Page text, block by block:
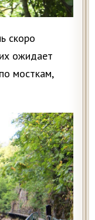
скоро
ожидает
мосткам,